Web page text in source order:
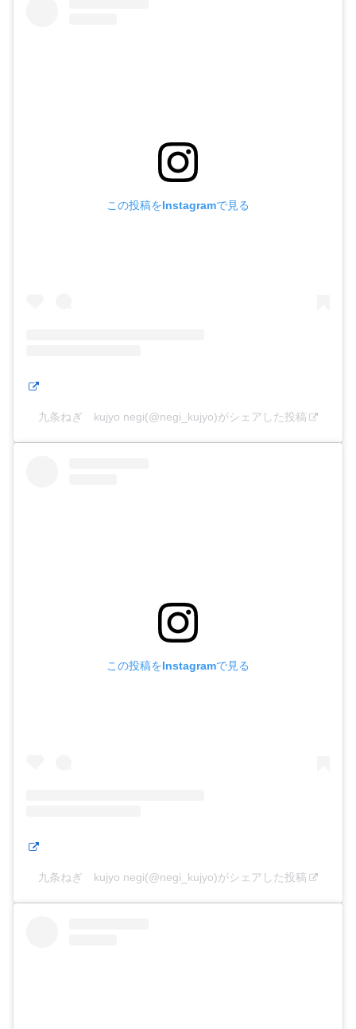
この投稿をInstagramで見る
九条ねぎ kujyo negi(@negi_kujyo)がシェアした投稿
この投稿をInstagramで見る
九条ねぎ kujyo negi(@negi_kujyo)がシェアした投稿